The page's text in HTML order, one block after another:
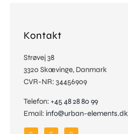
Kontakt
Strøvej 38
3320 Skævinge, Danmark
CVR-NR: 34456909
Telefon: +45 48 28 80 99
Email: info@urban-elements.dk